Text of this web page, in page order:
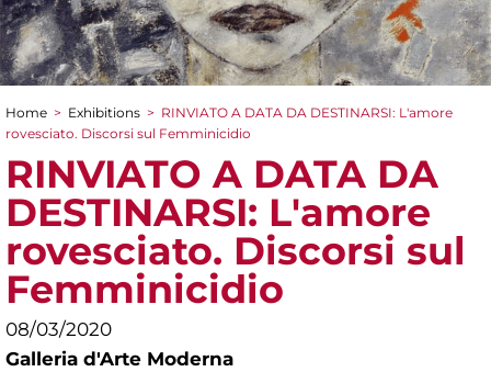
You are here
Home > Exhibitions > RINVIATO A DATA DA DESTINARSI: L'amore
rovesciato. Discorsi sul Femminicidio
RINVIATO A DATA DA
DESTINARSI: L'amore
rovesciato. Discorsi sul
Femminicidio
08/03/2020
Galleria d'Arte Moderna